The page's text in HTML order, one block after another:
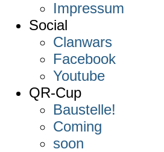
Impressum
Social
Clanwars
Facebook
Youtube
QR-Cup
Baustelle!
Coming
soon